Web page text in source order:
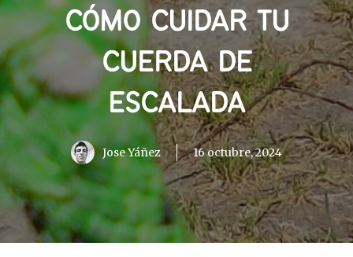
CÓMO CUIDAR TU
CUERDA DE
ESCALADA
Jose Yáñez 16 octubre, 2024